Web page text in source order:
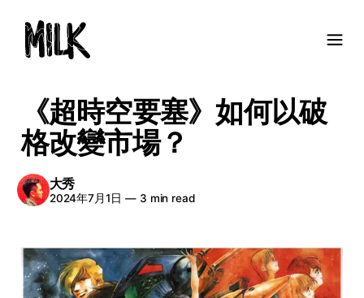
《超時空要塞》如何以破
格改變市場？
大秀
2024年7月1日 —3 min read